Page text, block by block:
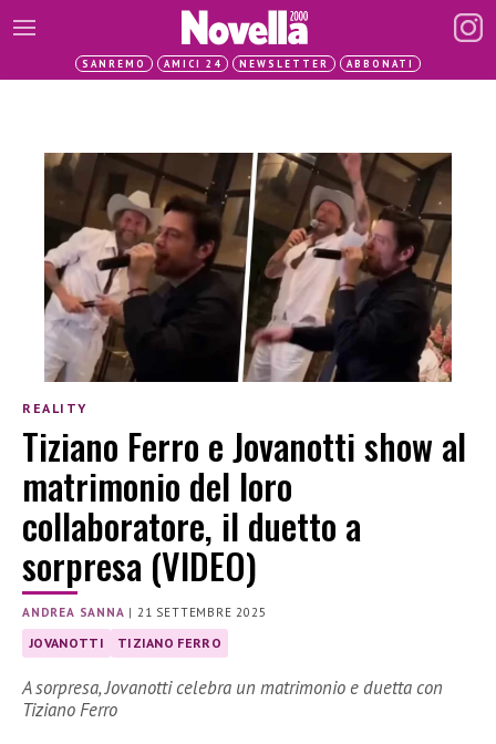
SANREMO AMICI 24 NEWSLETTER ABBONATI
REALITY
Tiziano Ferro e Jovanotti show al
matrimonio del loro
collaboratore, il duetto a
sorpresa (VIDEO)
ANDREA SANNA |21 SETTEMBRE 2025
JOVANOTTI TIZIANO FERRO
A sorpresa, Jovanotti celebra un matrimonio e duetta con
Tiziano Ferro